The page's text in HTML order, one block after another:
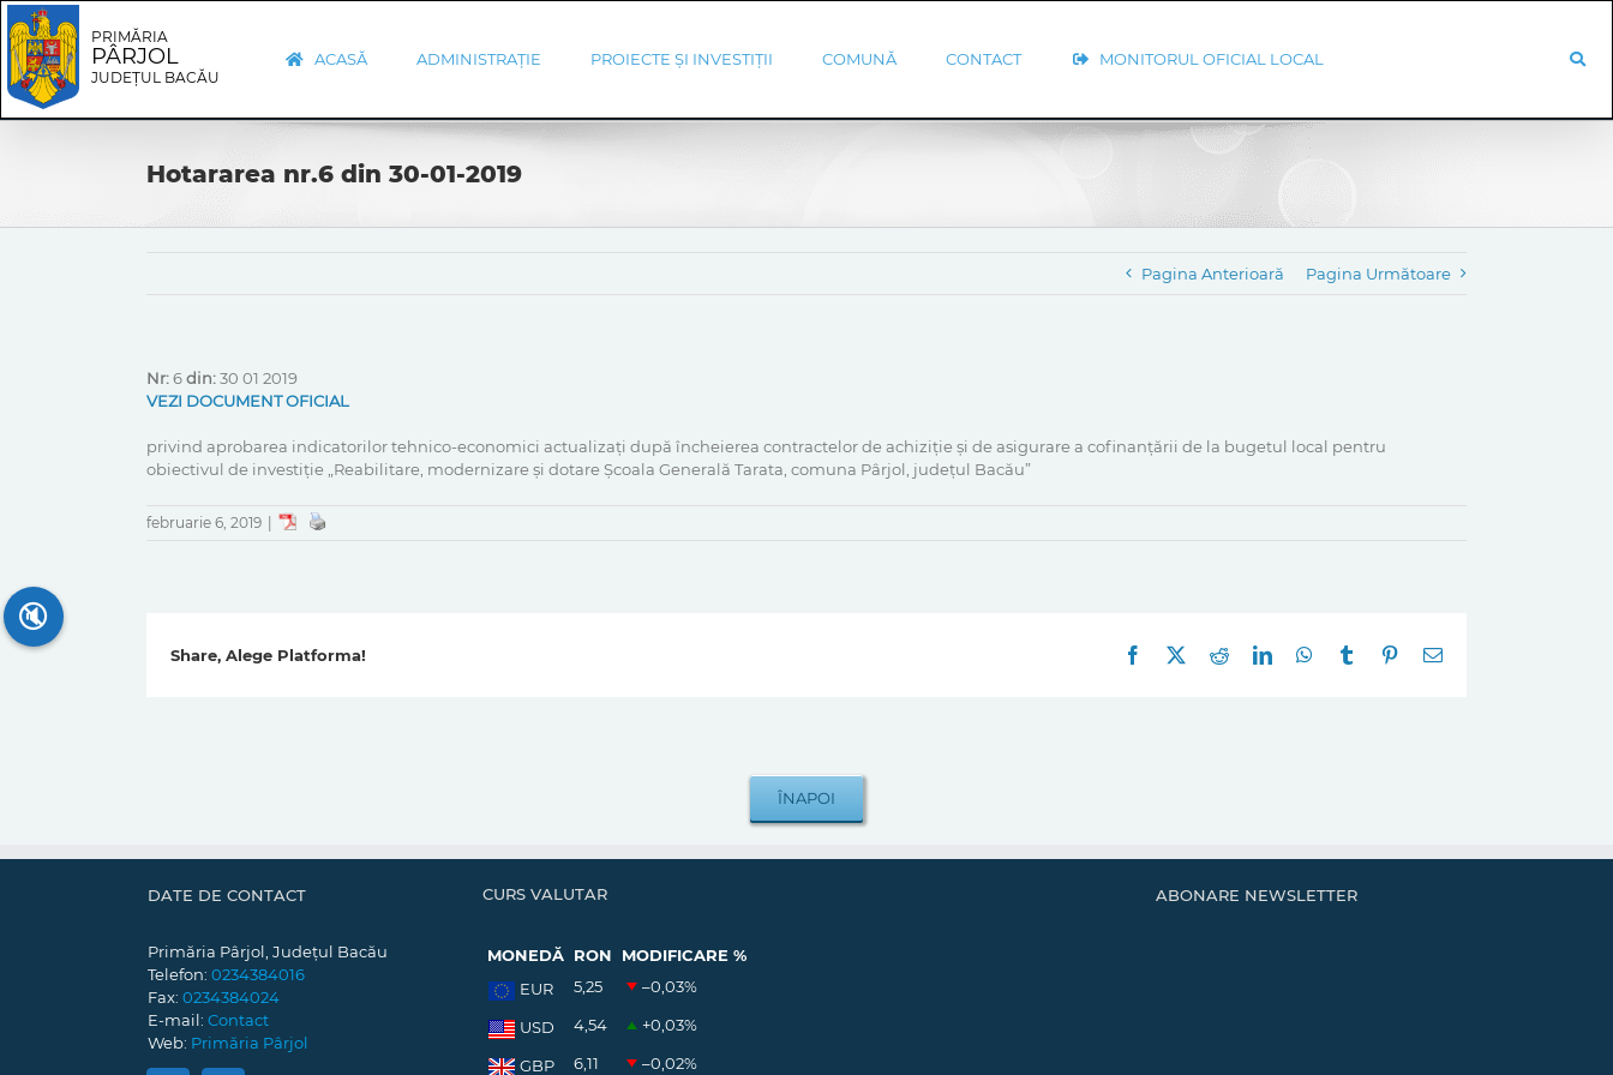
Skip
to
content
Skip
Navigation
PRIMĂRIA
PÂRJOL
JUDEȚUL BACĂU
ACASĂ ADMINISTRAȚIE PROIECTE ȘI INVESTIȚII COMUNĂ CONTACT MONITORUL OFICIAL LOCAL
Hotararea nr.6 din 30-01-2019
Pagina Anterioară Pagina Următoare
Nr:6din:30 01 2019
VEZI DOCUMENT OFICIAL
privind aprobarea indicatorilor tehnico-economici actualizați după încheierea contractelor de achiziție și de asigurare a cofinanțării de la bugetul local pentru
obiectivul de investiție „Reabilitare, modernizare și dotare Școala Generală Tarata, comuna Pârjol, județul Bacău”
februarie 6, 2019
Share, Alege Platforma! Facebook RedditLinkedInWhatsApp
Tumblr Pinterest
E-
DATE DE CONTACT
Primăria Pârjol, Județul Bacău
Telefon: 0234384016
Fax: 0234384024
E-mail: Contact
Web: Primăria Pârjol
CURS VALUTAR
MONEDĂ RON
MODIFICARE %
EUR
5,25 –0,03%
USD 4,54 +0,03%
GBP 6,11 –0,02%
ABONARE NEWSLETTER
🔇